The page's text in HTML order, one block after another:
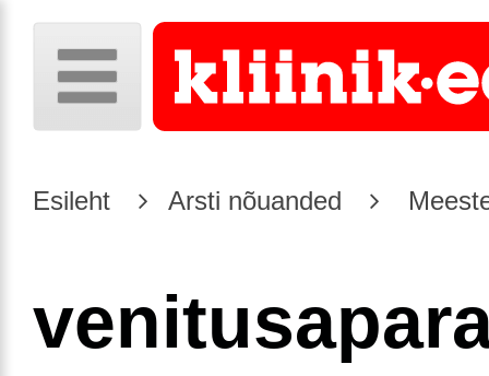
Esileht Arsti nõuanded